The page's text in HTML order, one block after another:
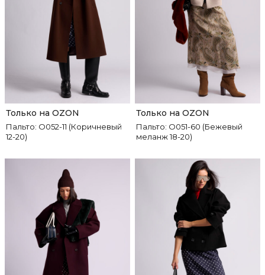
Пальто: О052-11 (Коричневый
12-20)
Только на OZON
Пальто: О051-60 (Бежевый
меланж 18-20)
Только на OZON